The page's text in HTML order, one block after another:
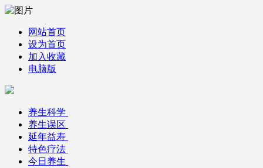
网站首页
设为首页
加入收藏
电脑版
养生科学
养生误区
延年益寿
特色疗法
今日养生